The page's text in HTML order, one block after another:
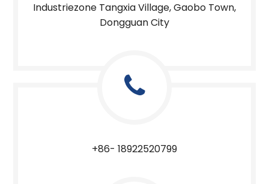
Industriezone Tangxia Village, Gaobo Town,
Dongguan City
+86- 18922520799